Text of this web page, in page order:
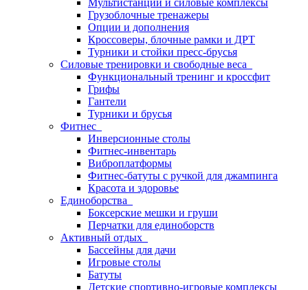
Мультистанции и силовые комплексы
Грузоблочные тренажеры
Опции и дополнения
Кроссоверы, блочные рамки и ДРТ
Турники и стойки пресс-брусья
Силовые тренировки и свободные веса
Функциональный тренинг и кроссфит
Грифы
Гантели
Турники и брусья
Фитнес
Инверсионные столы
Фитнес-инвентарь
Виброплатформы
Фитнес-батуты с ручкой для джампинга
Красота и здоровье
Единоборства
Боксерские мешки и груши
Перчатки для единоборств
Активный отдых
Бассейны для дачи
Игровые столы
Батуты
Детские спортивно-игровые комплексы